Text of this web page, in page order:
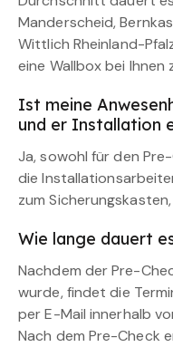
Manderscheid,
Wittlich Rheinland-
eine Wallbox bei Ihnen
Ist meine
und er Installation
Ja, sowohl für den
die
zum
Wie lange dauert
Nachdem der Pre-
wurde, findet die
per E-Mail innerhalb
Nach dem Pre-Check